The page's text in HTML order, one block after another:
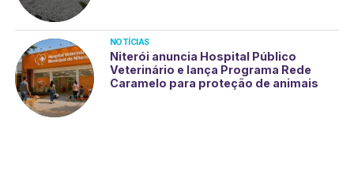
NOTÍCIAS
Niterói anuncia Hospital Público
Veterinário e lança Programa Rede
Caramelo para proteção de animais